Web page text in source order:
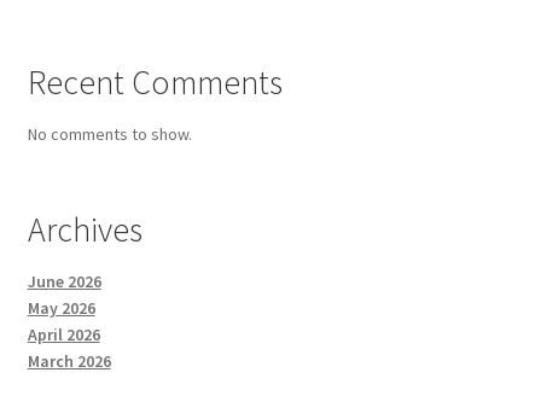
Recent Comments
No comments to show.
Archives
June 2026
May 2026
April 2026
March 2026